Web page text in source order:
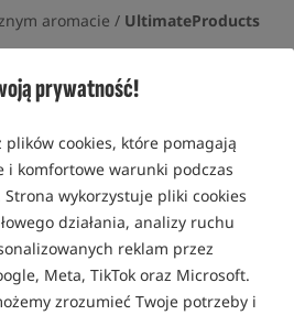
prywatność!
plików cookies, które pomagają
i komfortowe warunki podczas
wykorzystuje pliki cookies
działania, analizy ruchu
reklam przez
Meta, TikTok oraz Microsoft.
zrozumieć Twoje potrzeby i
aromacie / UltimateProducts
8 opinii | ponad 170 osób kupiło ten produkt